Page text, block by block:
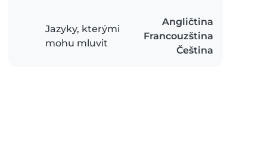
Jazyky, kterými
mohu mluvit
Angličtina
Francouzština
Čeština